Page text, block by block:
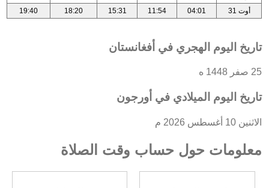
أوت 31
04:01
11:54
15:31
18:20
19:40
تاريخ اليوم الهجري في أفغانستان
25 صفر 1448 ه
تاريخ اليوم الميلادي في أورجون
الاثنين 10 أغسطس 2026 م
معلومات حول حساب وقت الصلاة